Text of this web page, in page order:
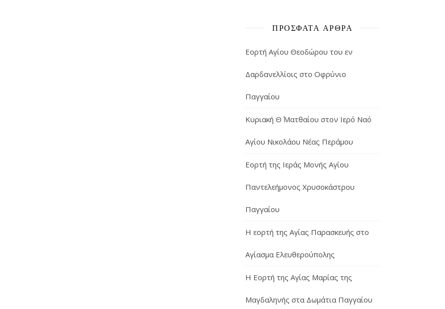
ΠΡΌΣΦΑΤΑ ΆΡΘΡΑ
Εορτή Αγίου Θεοδώρου του εν
Δαρδανελλίοις στο Οφρύνιο
Παγγαίου
Κυριακή Θ΄ Ματθαίου στον Ιερό Ναό
Αγίου Νικολάου Νέας Περάμου
Εορτή της Ιεράς Μονής Αγίου
Παντελεήμονος Χρυσοκάστρου
Παγγαίου
Η εορτή της Αγίας Παρασκευής στο
Αγίασμα Ελευθερούπολης
H Εορτή της Αγίας Μαρίας της
Μαγδαληνής στα Δωμάτια Παγγαίου